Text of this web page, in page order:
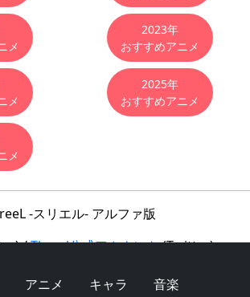
アニメ キャラ 音楽
メ
2023年
おすすめアニメ
メ
2025年
おすすめアニメ
メ
-スリエル- アルファ版
/Threel公式アカウント(Twitter)
ThreeL -スリエル- All Rights Reserved.